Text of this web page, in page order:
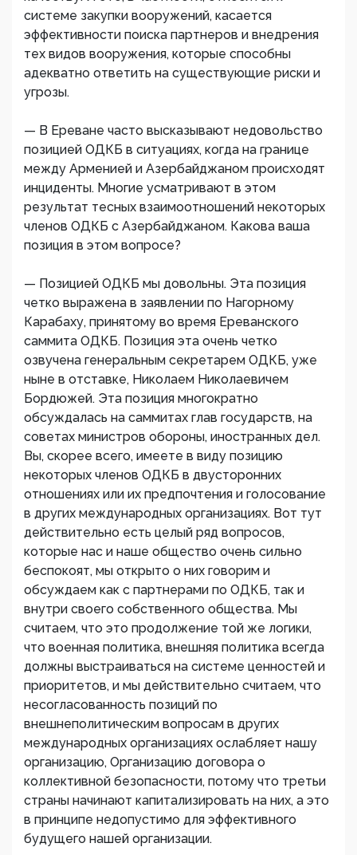
системе закупки вооружений, касается
эффективности поиска партнеров и внедрения
тех видов вооружения, которые способны
адекватно ответить на существующие риски и
угрозы.
— В Ереване часто высказывают недовольство
позицией ОДКБ в ситуациях, когда на границе
между Арменией и Азербайджаном происходят
инциденты. Многие усматривают в этом
результат тесных взаимоотношений некоторых
членов ОДКБ с Азербайджаном. Какова ваша
позиция в этом вопросе?
— Позицией ОДКБ мы довольны. Эта позиция
четко выражена в заявлении по Нагорному
Карабаху, принятому во время Ереванского
саммита ОДКБ. Позиция эта очень четко
озвучена генеральным секретарем ОДКБ, уже
ныне в отставке, Николаем Николаевичем
Бордюжей. Эта позиция многократно
обсуждалась на саммитах глав государств, на
советах министров обороны, иностранных дел.
Вы, скорее всего, имеете в виду позицию
некоторых членов ОДКБ в двусторонних
отношениях или их предпочтения и голосование
в других международных организациях. Вот тут
действительно есть целый ряд вопросов,
которые нас и наше общество очень сильно
беспокоят, мы открыто о них говорим и
обсуждаем как с партнерами по ОДКБ, так и
внутри своего собственного общества. Мы
считаем, что это продолжение той же логики,
что военная политика, внешняя политика всегда
должны выстраиваться на системе ценностей и
приоритетов, и мы действительно считаем, что
несогласованность позиций по
внешнеполитическим вопросам в других
международных организациях ослабляет нашу
организацию, Организацию договора о
коллективной безопасности, потому что третьи
страны начинают капитализировать на них, а это
в принципе недопустимо для эффективного
будущего нашей организации.